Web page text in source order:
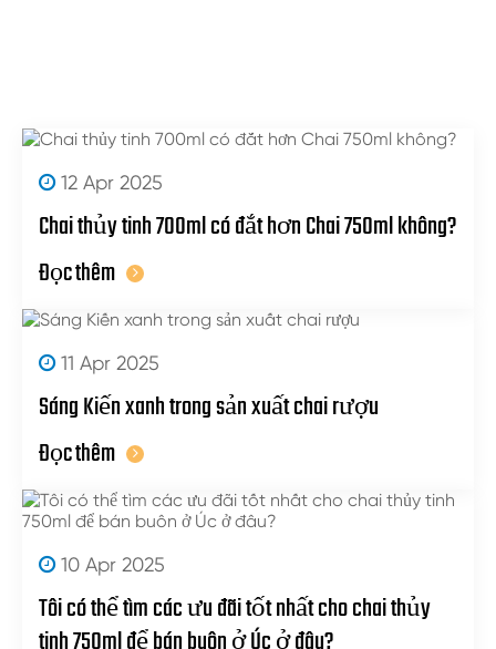
12 Apr 2025
Chai thủy tinh 700ml có đắt hơn Chai 750ml không?
Đọc thêm
11 Apr 2025
Sáng Kiến xanh trong sản xuất chai rượu
Đọc thêm
10 Apr 2025
Tôi có thể tìm các ưu đãi tốt nhất cho chai thủy